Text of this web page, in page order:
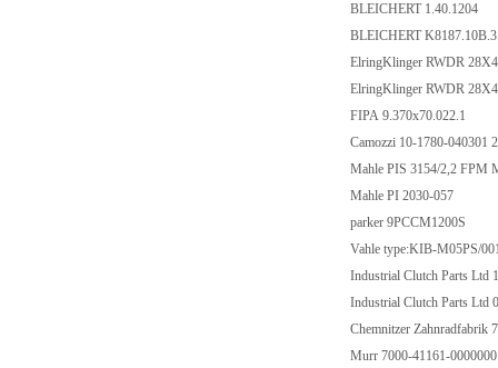
BLEICHERT 1.40.1204
BLEICHERT
ElringKlinger RWDR
ElringKlinger RWDR
FIPA 9.370x70.022.1
Camozzi 10-1780-
Mahle PIS 3154/2,2 FPM
Mahle PI 2030-057
parker 9PCCM1200S
Vahle type:KIB-M05PS/
Industrial Clutch Parts
Industrial Clutch Parts
Chemnitzer Zahnradfabrik
Murr 7000-41161-